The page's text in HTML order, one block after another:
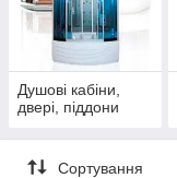
Душові кабіни,
двері, піддони
Сортування